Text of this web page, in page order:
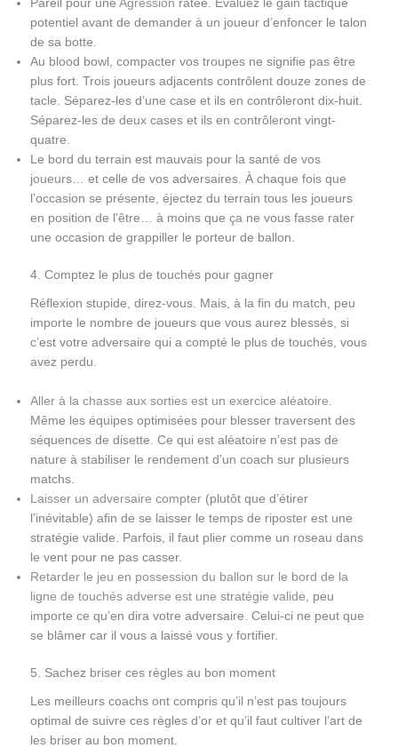
Pareil pour une Agression ratée. Évaluez le gain tactique
potentiel avant de demander à un joueur d’enfoncer le talon
de sa botte.
Au blood bowl, compacter vos troupes ne signifie pas être
plus fort. Trois joueurs adjacents contrôlent douze zones de
tacle. Séparez-les d’une case et ils en contrôleront dix-huit.
Séparez-les de deux cases et ils en contrôleront vingt-
quatre.
Le bord du terrain est mauvais pour la santé de vos
joueurs… et celle de vos adversaires. À chaque fois que
l’occasion se présente, éjectez du terrain tous les joueurs
en position de l’être… à moins que ça ne vous fasse rater
une occasion de grappiller le porteur de ballon.
4. Comptez le plus de touchés pour gagner
Réflexion stupide, direz-vous. Mais, à la fin du match, peu
importe le nombre de joueurs que vous aurez blessés, si
c’est votre adversaire qui a compté le plus de touchés, vous
avez perdu.
Aller à la chasse aux sorties est un exercice aléatoire
Même les équipes optimisées pour blesser traversent des
séquences de disette. Ce qui est aléatoire n’est pas de
nature à stabiliser le rendement d’un coach sur plusieurs
matchs.
Laisser un adversaire compter(plutôt que d’étirer
l’inévitable) afin de se laisser le temps de riposter est une
stratégie valide. Parfois, il faut plier comme un roseau dans
le vent pour ne pas casser.
Retarder le jeu en possession du ballon sur le bord de la
ligne de touchés adverse est une stratégie valide , peu
importe ce qu’en dira votre adversaire. Celui-ci ne peut que
se blâmer car il vous a laissé vous y fortifier.
5. Sachez briser ces règles au bon moment
Les meilleurs coachs ont compris qu’il n’est pas toujours
optimal de suivre ces règles d’or et qu’il faut cultiver l’art de
les briser au bon moment.